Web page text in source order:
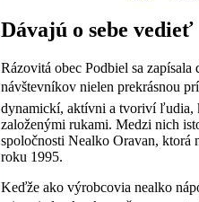
Dávajú o sebe vedieť
Rázovitá obec Podbiel sa
návštevníkov nielen prekrásnou
dynamickí, aktívni a tvoriví ľudia,
založenými rukami. Medzi nich
spoločnosti Nealko Oravan, ktorá
roku 1995.
Keďže ako výrobcovia nealko